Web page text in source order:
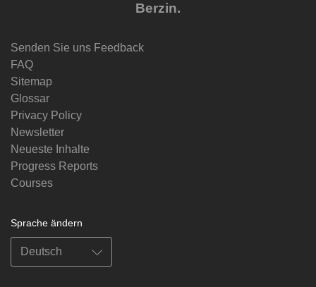
Berzin.
Senden Sie uns Feedback
FAQ
Sitemap
Glossar
Privacy Policy
Newsletter
Neueste Inhalte
Progress Reports
Courses
Sprache ändern